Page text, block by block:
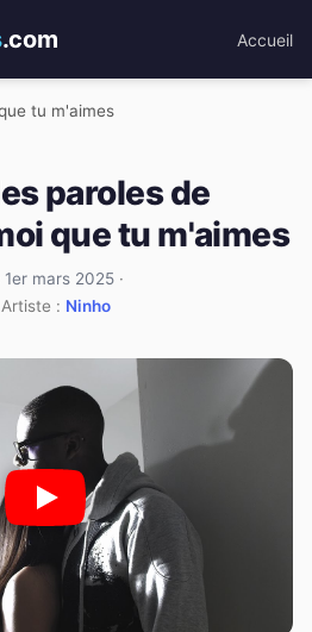
.com Accueil
tu m'aimes
paroles de
que tu m'aimes
1er mars 2025 ·
Artiste : Ninho